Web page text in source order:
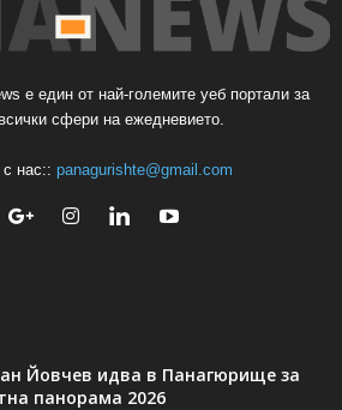
е един от най-големите уеб портали за
сфери на ежедневието.
с нас:: panagurishte@gmail.com
Йовчев идва в Панагюрище за
панорама 2026